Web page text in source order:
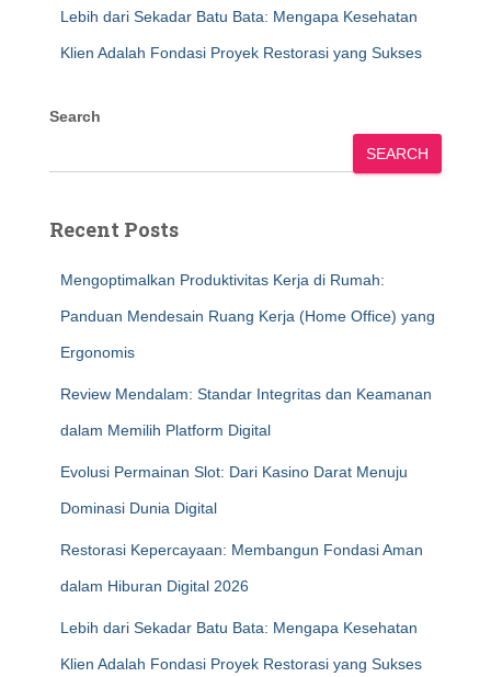
Lebih dari Sekadar Batu Bata: Mengapa Kesehatan
Klien Adalah Fondasi Proyek Restorasi yang Sukses
Search
SEARCH
Recent Posts
Mengoptimalkan Produktivitas Kerja di Rumah:
Panduan Mendesain Ruang Kerja (Home Office) yang
Ergonomis
Review Mendalam: Standar Integritas dan Keamanan
dalam Memilih Platform Digital
Evolusi Permainan Slot: Dari Kasino Darat Menuju
Dominasi Dunia Digital
Restorasi Kepercayaan: Membangun Fondasi Aman
dalam Hiburan Digital 2026
Lebih dari Sekadar Batu Bata: Mengapa Kesehatan
Klien Adalah Fondasi Proyek Restorasi yang Sukses